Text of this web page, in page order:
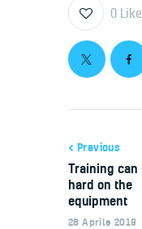
0
Previous
Training can
hard on the
equipment
28 Aprile 2019